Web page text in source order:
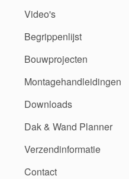
Video's
Begrippenlijst
Bouwprojecten
Montagehandleidingen
Downloads
Dak & Wand Planner
Verzendinformatie
Contact